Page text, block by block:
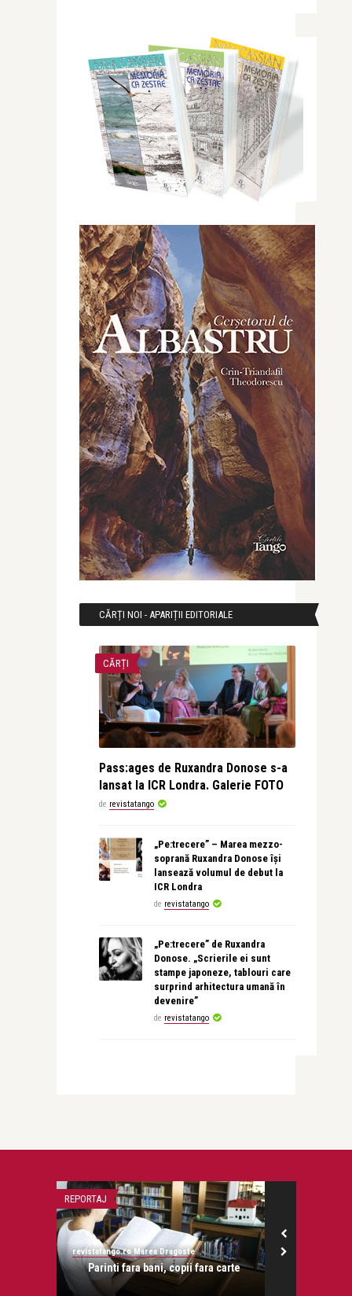
CĂRȚI NOI - APARIȚII EDITORIALE
CĂRȚI
Pass:ages de Ruxandra Donose s-a
lansat la ICR Londra. Galerie FOTO
de revistatango
„Pe:trecere” – Marea mezzo-
soprană Ruxandra Donose își
lansează volumul de debut la
ICR Londra
de revistatango
„Pe:trecere” de Ruxandra
Donose. „Scrierile ei sunt
stampe japoneze, tablouri care
surprind arhitectura umană în
devenire”
de revistatango
REPORTAJ
revistatango.ro Marea Dragoste
Parinti fara bani, copii fara carte